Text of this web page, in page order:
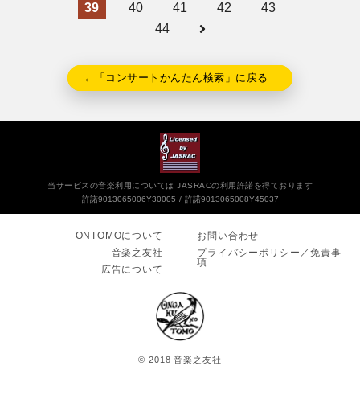
39
40 41 42
43
44
←「コンサートかんたん検索」に戻る
当サービスの音楽利用については JASRACの利用許諾を得ております
許諾9013065006Y30005
許諾9013065008Y45037
ONTOMOについて
音楽之友社
広告について
お問い合わせ
プライバシーポリシー／免責事
項
© 2018 音楽之友社